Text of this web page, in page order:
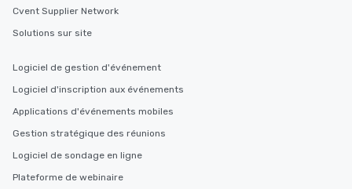
key. Whether you desire a tour during
after work, we can coordinate with
needs. Go for as Long or as Short as
You Like Along with flexible
durations. Our shortest tour is about
2.5 hours; our longest is about 5
Cvent Supplier Network
Solutions sur site
Logiciel de gestion d'événement
Logiciel d'inscription aux événements
Applications d'événements mobiles
Gestion stratégique des réunions
Logiciel de sondage en ligne
Plateforme de webinaire